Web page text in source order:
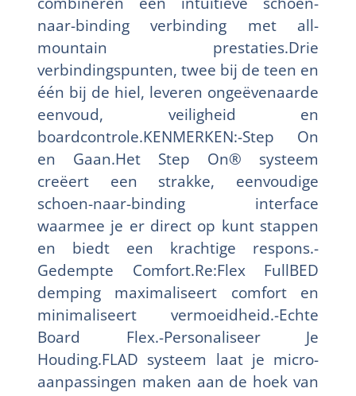
naar-binding verbinding met all-
mountain prestaties.Drie
verbindingspunten, twee bij de teen en
één bij de hiel, leveren ongeëvenaarde
eenvoud, veiligheid en
boardcontrole.KENMERKEN:-Step On
en Gaan.Het Step On® systeem
creëert een strakke, eenvoudige
schoen-naar-binding interface
waarmee je er direct op kunt stappen
en biedt een krachtige respons.-
Gedempte Comfort.Re:Flex FullBED
demping maximaliseert comfort en
minimaliseert vermoeidheid.-Echte
Board Flex.-Personaliseer Je
Houding.FLAD systeem laat je micro-
aanpassingen maken aan de hoek van